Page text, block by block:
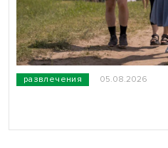
развлечения 05.08.2026